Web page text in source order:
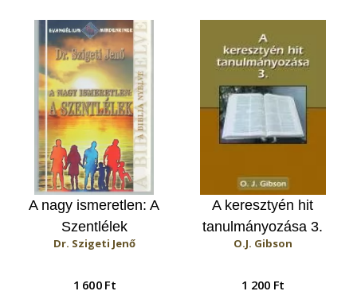
A nagy ismeretlen: A
Szentlélek
Dr. Szigeti Jenő
1 600 Ft
A keresztyén hit
tanulmányozása 3.
O.J. Gibson
1 200 Ft